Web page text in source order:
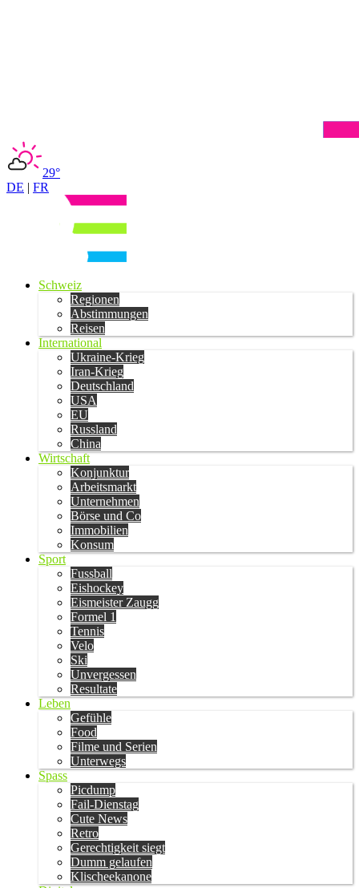
29°
DE | FR
Schweiz
Regionen
Abstimmungen
Reisen
International
Ukraine-Krieg
Iran-Krieg
Deutschland
USA
EU
Russland
China
Wirtschaft
Konjunktur
Arbeitsmarkt
Unternehmen
Börse und Co
Immobilien
Konsum
Sport
Fussball
Eishockey
Eismeister Zaugg
Formel 1
Tennis
Velo
Ski
Unvergessen
Resultate
Leben
Gefühle
Food
Filme und Serien
Unterwegs
Spass
Picdump
Fail-Dienstag
Cute News
Retro
Gerechtigkeit siegt
Dumm gelaufen
Klischeekanone